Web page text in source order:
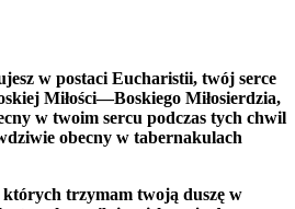
w postaci Eucharistii, twój serce
Miłości—Boskiego Miłosierdzia,
w twoim sercu podczas tych chwil
obecny w tabernakulach
których trzymam twoją duszę w